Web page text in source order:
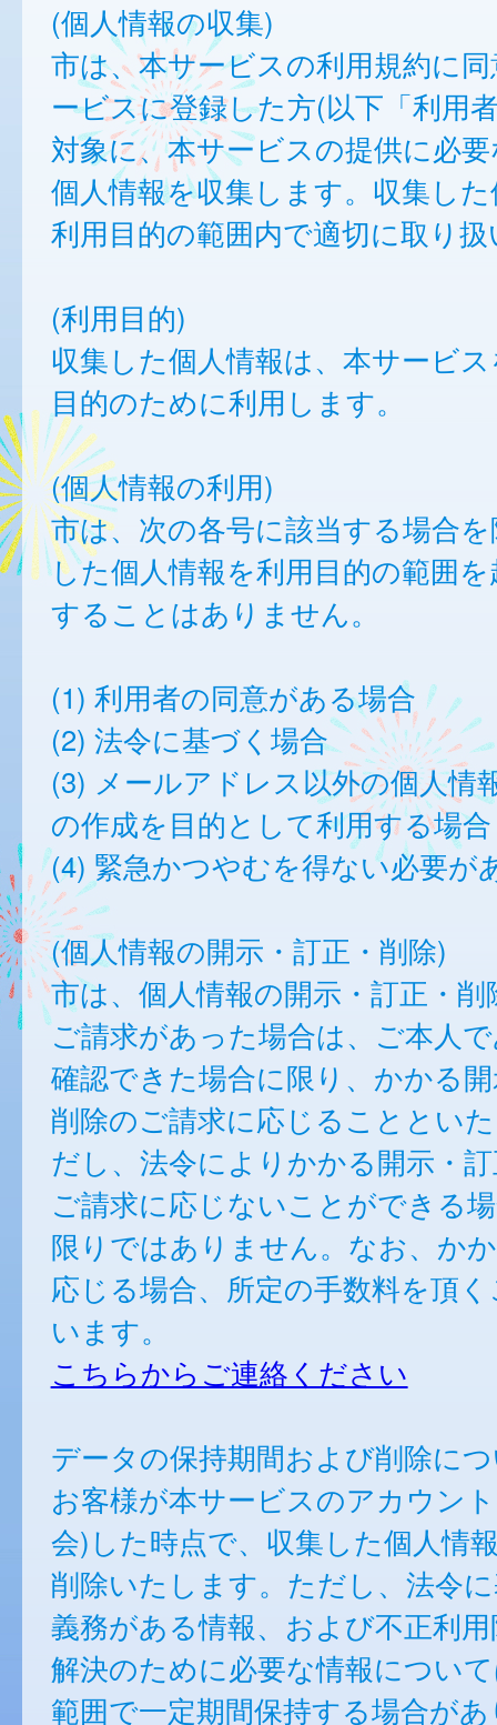
(個人情報の収集)
市は、本サービスの利用規約に
ービスに登録した方(以下「利用
対象に、本サービスの提供に必
個人情報を収集します。収集し
利用目的の範囲内で適切に取り
(利用目的)
収集した個人情報は、本サービ
目的のために利用します。
(個人情報の利用)
市は、次の各号に該当する場合
した個人情報を利用目的の範囲
することはありません。
(1) 利用者の同意がある場合
(2) 法令に基づく場合
(3) メールアドレス以外の個人情
の作成を目的として利用する場合
(4) 緊急かつやむを得ない必要が
(個人情報の開示・訂正・削除)
市は、個人情報の開示・訂正・
ご請求があった場合は、ご本人
確認できた場合に限り、かかる
削除のご請求に応じることとい
だし、法令によりかかる開示・
ご請求に応じないことができる
限りではありません。なお、か
応じる場合、所定の手数料を頂
います。
こちらからご連絡ください
データの保持期間および削除に
お客様が本サービスのアカウン
会)した時点で、収集した個人情
削除いたします。ただし、法令
義務がある情報、および不正利
解決のために必要な情報につい
範囲で一定期間保持する場合が